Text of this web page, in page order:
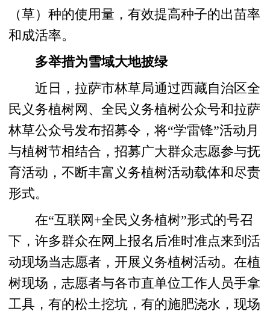
（草）种的使用量，有效提高种子的出苗率
和成活率。
多举措为雪域大地披绿
近日，拉萨市林草局通过西藏自治区全
民义务植树网、全民义务植树公众号和拉萨
林草公众号发布招募令，将“学雷锋”活动月
与植树节相结合，招募广大群众志愿参与抚
育活动，不断丰富义务植树活动载体和尽责
形式。
在“互联网+全民义务植树”形式的号召
下，许多群众在网上报名后准时准点来到活
动现场当志愿者，开展义务植树活动。在植
树现场，志愿者与各市直单位工作人员手拿
工具，有的松土挖坑，有的施肥浇水，现场